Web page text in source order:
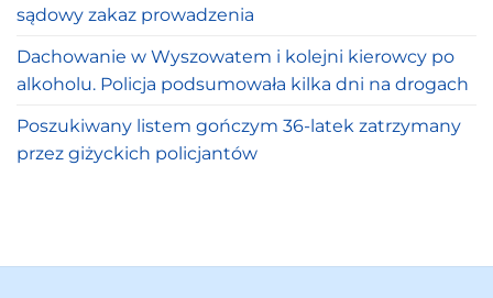
sądowy zakaz prowadzenia
Dachowanie w Wyszowatem i kolejni kierowcy po
alkoholu. Policja podsumowała kilka dni na drogach
Poszukiwany listem gończym 36-latek zatrzymany
przez giżyckich policjantów